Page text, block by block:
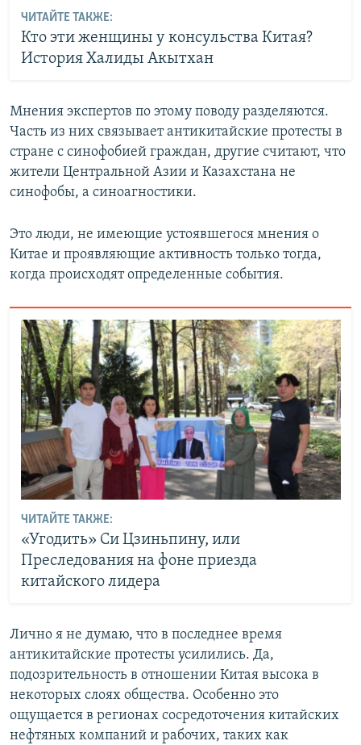
ЧИТАЙТЕ ТАКЖЕ:
Кто эти женщины у консульства Китая?
История Халиды Акытхан
Мнения экспертов по этому поводу разделяются.
Часть из них связывает антикитайские протесты в
стране с синофобией граждан, другие считают, что
жители Центральной Азии и Казахстана не
синофобы, а синоагностики.
Это люди, не имеющие устоявшегося мнения о
Китае и проявляющие активность только тогда,
когда происходят определенные события.
ЧИТАЙТЕ ТАКЖЕ:
«Угодить» Си Цзиньпину, или
Преследования на фоне приезда
китайского лидера
Лично я не думаю, что в последнее время
антикитайские протесты усилились. Да,
подозрительность в отношении Китая высока в
некоторых слоях общества. Особенно это
ощущается в регионах сосредоточения китайских
нефтяных компаний и рабочих, таких как